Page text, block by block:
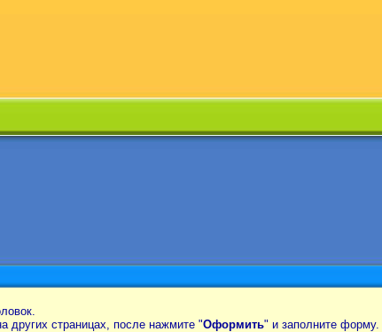
других страницах, после нажмите "Оформить" и заполните форму.